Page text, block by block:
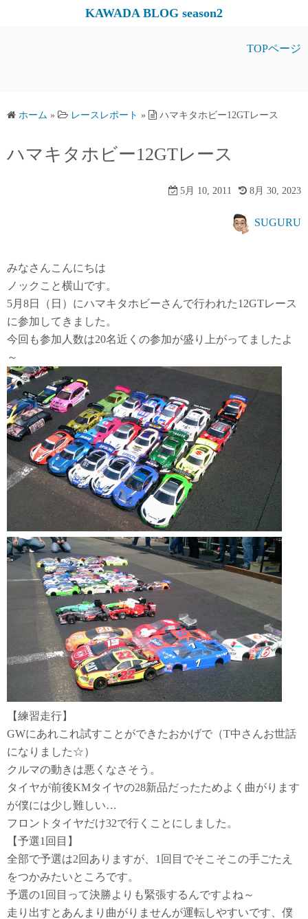
ス
KAWADA BLOG season2
TOPページ
ホーム » レースレポート » ハマキタホビー12GTレース
ハマキタホビー12GTレース
5月 10, 2011 8月 30, 2023
SUGURU
みなさんこんにちは
ノックこと横山です。
5月8日（日）にハマキタホビーさんで行われた12GTレース
に参加してきました。
今回も参加人数は20名近くの参加が盛り上がってましたよ
～
【練習走行】
GWにあれこれ試すことができたおかげで（T中さんお世話
になりました☆）
クルマの動きは悪くなさそう。
タイヤが前後KMタイヤの28新品だったためよく曲がります
が僕には少し難しい…
フロントタイヤだけ32で行くことにしました。
【予選1回目】
全部で予選は2回ありますが、1回目でそこそこの手ごたえ
をつかみたいところです。
予選の1回目って決勝よりも緊張するんですよね～
走り出すとあんまり曲がりませんが運転しやすいです、僕